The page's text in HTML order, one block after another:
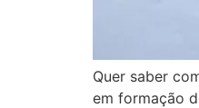
Quer saber
em formação